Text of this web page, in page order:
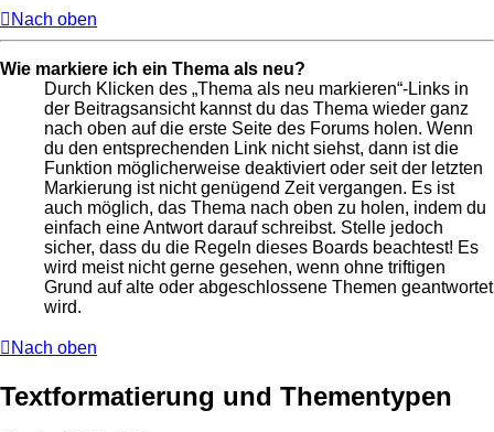
Nach oben
Wie markiere ich ein Thema als neu?
Durch Klicken des „Thema als neu markieren“-Links in
der Beitragsansicht kannst du das Thema wieder ganz
nach oben auf die erste Seite des Forums holen. Wenn
du den entsprechenden Link nicht siehst, dann ist die
Funktion möglicherweise deaktiviert oder seit der letzten
Markierung ist nicht genügend Zeit vergangen. Es ist
auch möglich, das Thema nach oben zu holen, indem du
einfach eine Antwort darauf schreibst. Stelle jedoch
sicher, dass du die Regeln dieses Boards beachtest! Es
wird meist nicht gerne gesehen, wenn ohne triftigen
Grund auf alte oder abgeschlossene Themen geantwortet
wird.
Nach oben
Textformatierung und Thementypen